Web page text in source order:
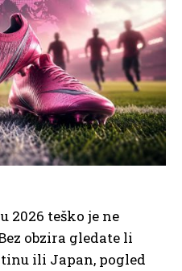
2026 teško je ne
obzira gledate li
ili Japan, pogled